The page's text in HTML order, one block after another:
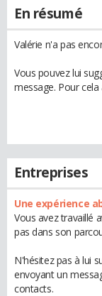
En résumé
Valérie n'a pas
Vous pouvez lui
message. Pour
Entreprises
Une expérience
Vous avez travaillé
pas dans son
N'hésitez pas à lui
envoyant un
contacts.